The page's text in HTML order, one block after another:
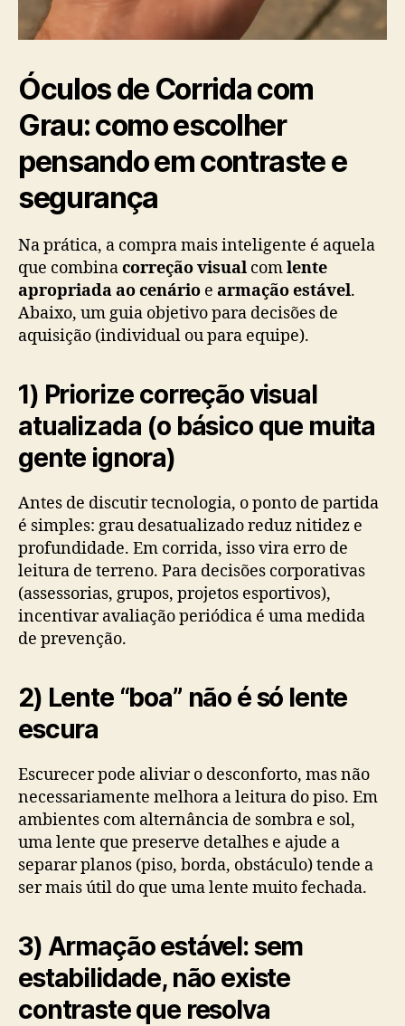
Óculos de Corrida com
Grau: como escolher
pensando em contraste e
segurança
Na prática, a compra mais inteligente é aquela
que combinacorreção visual comlente
apropriada ao cenário e armação estável.
Abaixo, um guia objetivo para decisões de
aquisição (individual ou para equipe).
1) Priorize correção visual
atualizada (o básico que muita
gente ignora)
Antes de discutir tecnologia, o ponto de partida
é simples: grau desatualizado reduz nitidez e
profundidade. Em corrida, isso vira erro de
leitura de terreno. Para decisões corporativas
(assessorias, grupos, projetos esportivos),
incentivar avaliação periódica é uma medida
de prevenção.
2) Lente “boa” não é só lente
escura
Escurecer pode aliviar o desconforto, mas não
necessariamente melhora a leitura do piso. Em
ambientes com alternância de sombra e sol,
uma lente que preserve detalhes e ajude a
separar planos (piso, borda, obstáculo) tende a
ser mais útil do que uma lente muito fechada.
3) Armação estável: sem
estabilidade, não existe
contraste que resolva